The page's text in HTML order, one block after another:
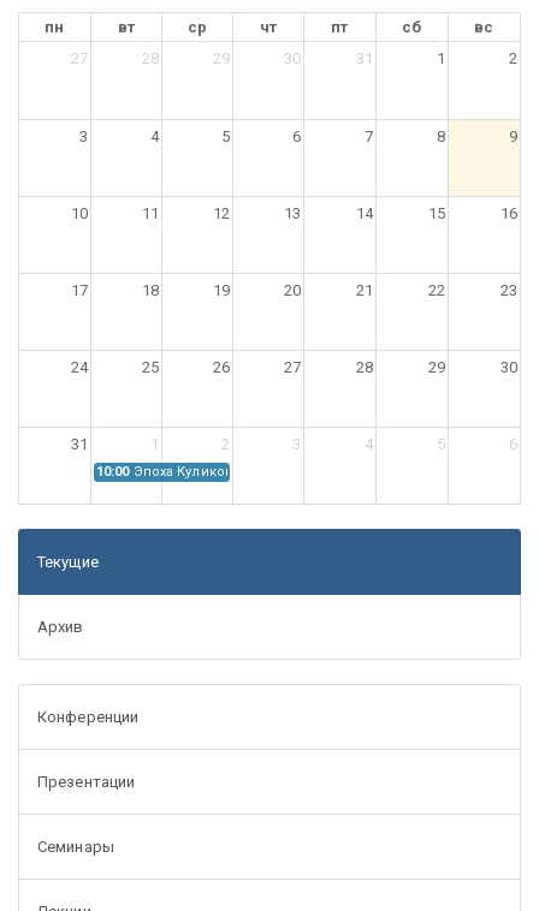
пн вт ср чт пт сб
вс
27
28 29 30 31 1 2
3 4 5 6 7 8 9
10 11 12 13 14 15 16
17 18 19 20 21 22 23
24 25 26 27 28 29 30
31 1 2 3 4 5 6
10:00 Эпоха Куликовской битвы: Проблемы источниковедения
Текущие
Архив
Конференции
Презентации
Семинары